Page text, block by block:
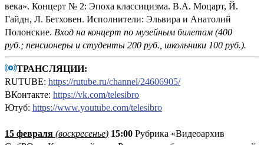
века». Концерт № 2: Эпоха классицизма. В.А. Моцарт, Й.
Гайдн, Л. Бетховен. Исполнители: Эльвира и Анатолий
Полонские. Вход на концерт по музейным билетам (400
руб.; пенсионеры и студенты 200 руб., школьники 100 руб.).
ТРАНСЛЯЦИИ:
RUTUBE: https://rutube.ru/channel/24606905/
ВКонтакте: https://vk.com/telesibro
Ютуб: https://www.youtube.com/telesibro
15 февраля (воскресенье) 15:00 Рубрика «Видеоархив